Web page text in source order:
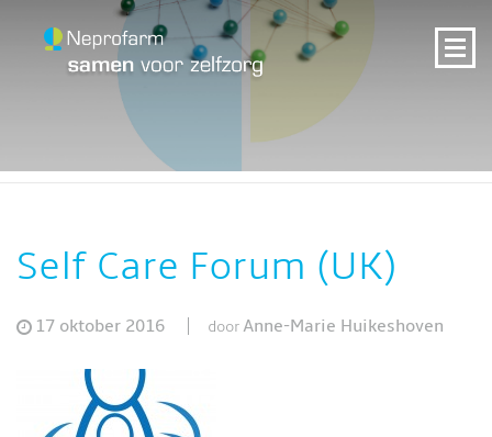
Self Care Forum (UK)
17 oktober 2016 door Anne-Marie Huikeshoven